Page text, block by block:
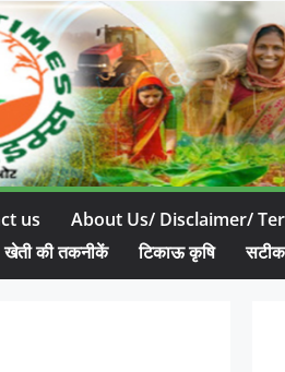
us About Us/ Disclaimer/
खेती की तकनीकें टिकाऊ कृषि